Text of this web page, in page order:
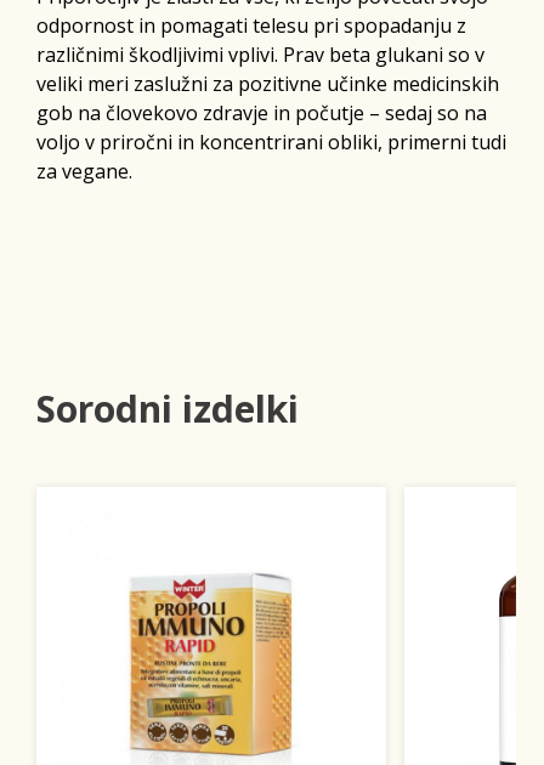
odpornost in pomagati telesu pri spopadanju z
različnimi škodljivimi vplivi. Prav beta glukani so v
veliki meri zaslužni za pozitivne učinke medicinskih
gob na človekovo zdravje in počutje – sedaj so na
voljo v priročni in koncentrirani obliki, primerni tudi
za vegane.
Sorodni izdelki